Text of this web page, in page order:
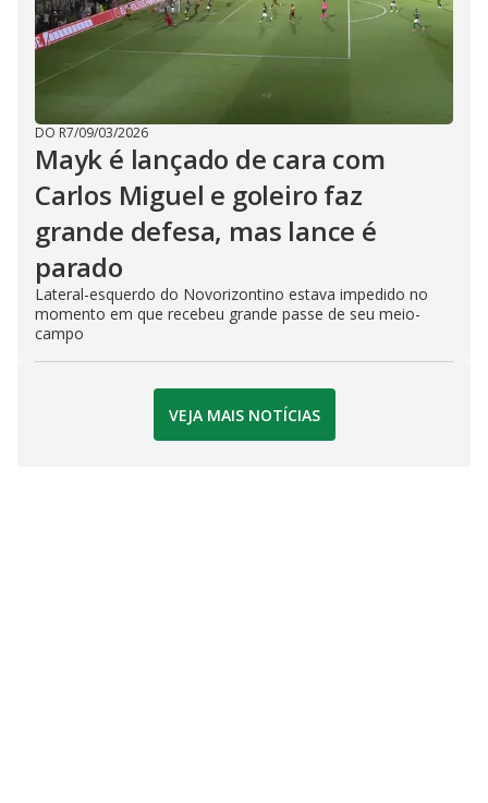
DO R7/09/03/2026
Mayk é lançado de cara com
Carlos Miguel e goleiro faz
grande defesa, mas lance é
parado
Lateral-esquerdo do Novorizontino estava impedido no
momento em que recebeu grande passe de seu meio-
campo
VEJA MAIS NOTÍCIAS